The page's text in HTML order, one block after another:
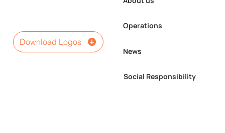
Download Logos
Operations
News
Social Responsibility